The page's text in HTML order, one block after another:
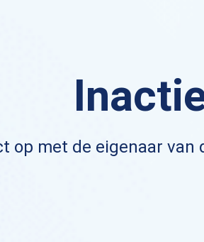
op met de eigenaar